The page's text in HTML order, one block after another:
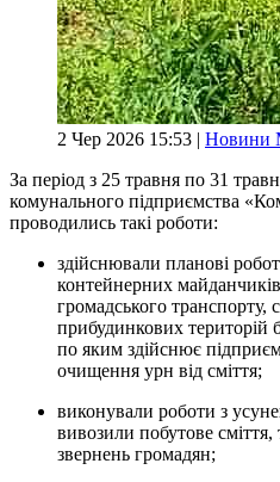
2 Чер 2026 15:53 | Новини
За період з 25 травня по 31
комунального підприємства
проводились такі роботи:
здійснювали планові
контейнерних
громадського транспорту,
прибудинкових територій
по яким здійснює
очищення урн від сміття;
виконували роботи з
вивозили побутове
звернень громадян;